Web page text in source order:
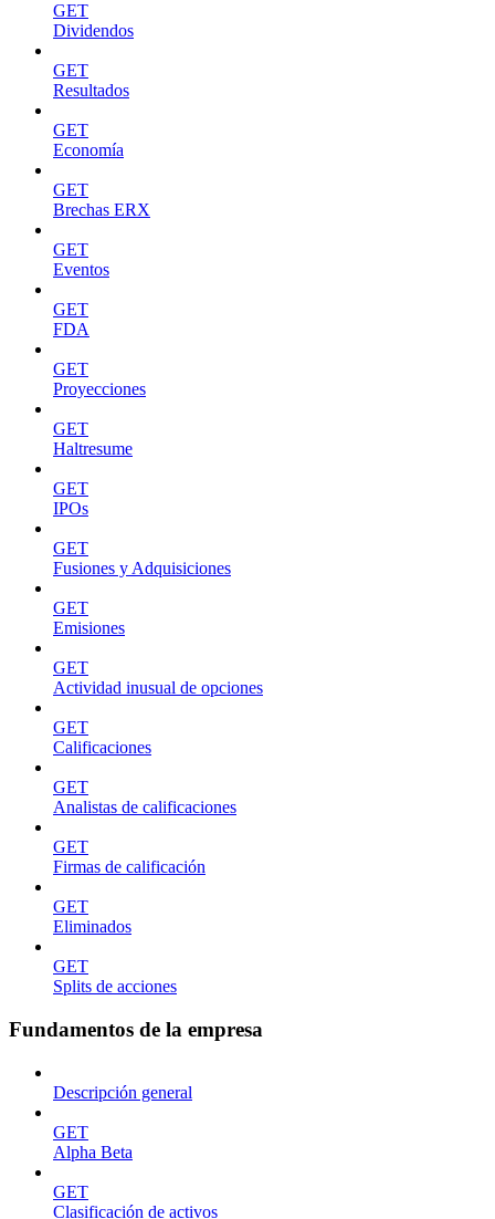
GET
Dividendos
GET
Resultados
GET
Economía
GET
Brechas ERX
GET
Eventos
GET
FDA
GET
Proyecciones
GET
Haltresume
GET
IPOs
GET
Fusiones y Adquisiciones
GET
Emisiones
GET
Actividad inusual de opciones
GET
Calificaciones
GET
Analistas de calificaciones
GET
Firmas de calificación
GET
Eliminados
GET
Splits de acciones
Fundamentos de la empresa
Descripción general
GET
Alpha Beta
GET
Clasificación de activos